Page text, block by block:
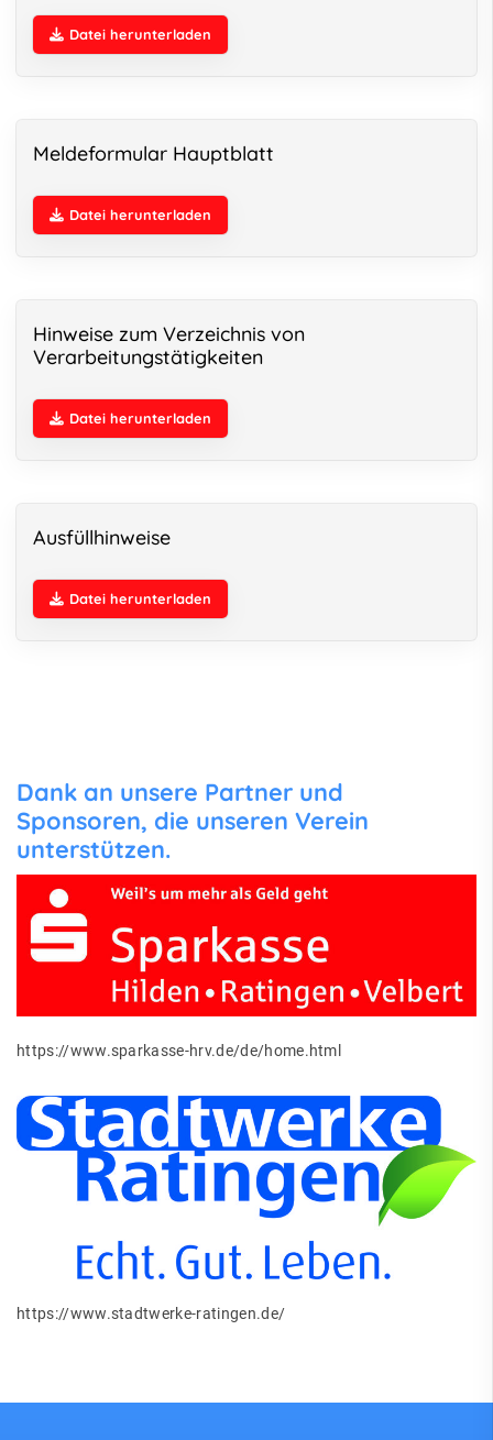
Datei herunterladen
Meldeformular Hauptblatt
Datei herunterladen
Hinweise zum Verzeichnis von
Verarbeitungstätigkeiten
Datei herunterladen
Ausfüllhinweise
Datei herunterladen
Dank an unsere Partner und
Sponsoren, die unseren Verein
unterstützen.
https://www.sparkasse-hrv.de/de/home.html
https://www.stadtwerke-ratingen.de/